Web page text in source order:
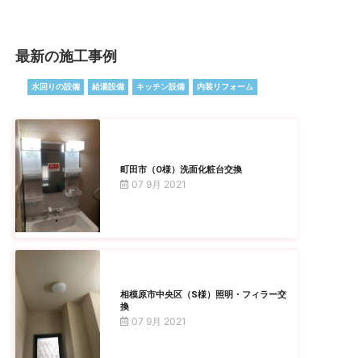
最新の施工事例
水回りの設備 給湯設備 キッチン設備 内装リフォーム
町田市（O様）洗面化粧台交換
07 9月 2021
相模原市中央区（S様）照明・フィラー交
換
07 9月 2021